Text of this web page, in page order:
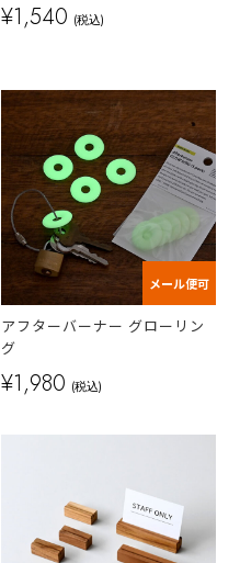
¥1,540 (税込)
メール便可
アフターバーナー グローリン
グ
¥1,980 (税込)